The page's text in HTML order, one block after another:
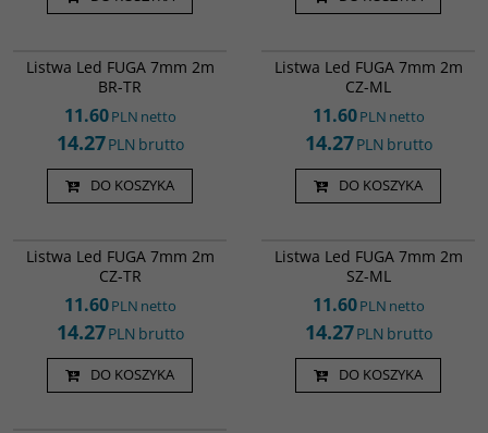
Listwa Led FUGA 7mm 2m
BR-TR
11.60PLN netto
14.27PLN brutto
DO KOSZYKA
Przeznaczony do wbudowania w
powierzchnię. Może pomieścić
standardowe taśmy led o
szerokości do 12 mm. "Skrzydełka"
o szerokości 7 mm zapewniają
montażowej. Profile wykonane są z
specjlanie dobranych parametrach.
Profile posiadają certyfikat CE.
Listwa Led FUGA 7mm 2m
CZ-ML
11.60PLN netto
14.27PLN brutto
DO KOSZYKA
Listwa Led FUGA 7mm 2m
CZ-TR
11.60PLN netto
14.27PLN brutto
DO KOSZYKA
Listwa Led FUGA 7mm 2m
SZ-ML
11.60PLN netto
14.27PLN brutto
DO KOSZYKA